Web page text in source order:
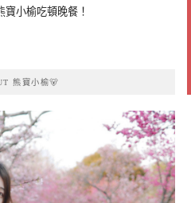
小榆吃頓晚餐！
熊寶小榆🐻